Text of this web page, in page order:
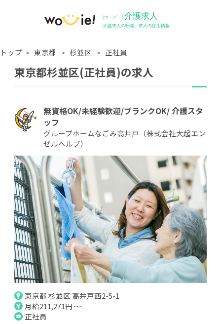
トップ 東京都 杉並区 正社員
東京都杉並区(正社員)の求人
無資格OK/未経験歓迎/ブランクOK/ 介護スタ
ッフ
グループホームなごみ高井戸（株式会社大起エン
ゼルヘルプ）
東京都 杉並区 高井戸西2-5-1
月給211,271円 ～
正社員